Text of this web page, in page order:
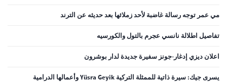
مي عمر توجه رسالة غاضبة لأحد زملائها بعد حديثه عن الترند
تفاصيل اطلالة نانسي عجرم بالتول والكورسيه
اعلان ديزي إدغار-جونز سفيرة جديدة لدار بوشرون
يسرى جيك: سيرة ذاتية للممثلة التركية Yüsra Geyik وأعمالها الدرامية